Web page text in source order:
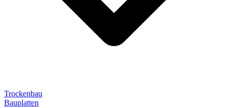
Trockenbau
Bauplatten